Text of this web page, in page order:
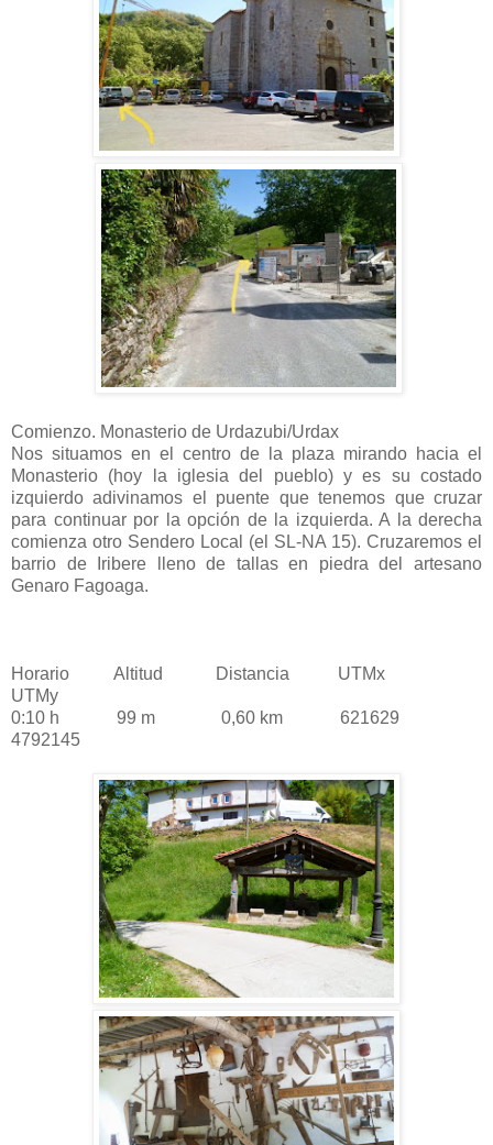
Comienzo. Monasterio de Urdazubi/Urdax
Nos situamos en el centro de la plaza mirando hacia el
Monasterio (hoy la iglesia del pueblo) y es su costado
izquierdo adivinamos el puente que tenemos que cruzar
para continuar por la opción de la izquierda. A la derecha
comienza otro Sendero Local (el SL-NA 15). Cruzaremos el
barrio de Iribere lleno de tallas en piedra del artesano
Genaro Fagoaga.
Horario Altitud Distancia UTMx
UTMy
0:10 h 99 m 0,60 km 621629
4792145